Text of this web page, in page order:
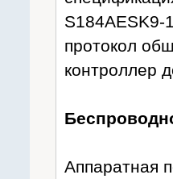
S184AESK9-
протокол
контроллер
Аппаратная